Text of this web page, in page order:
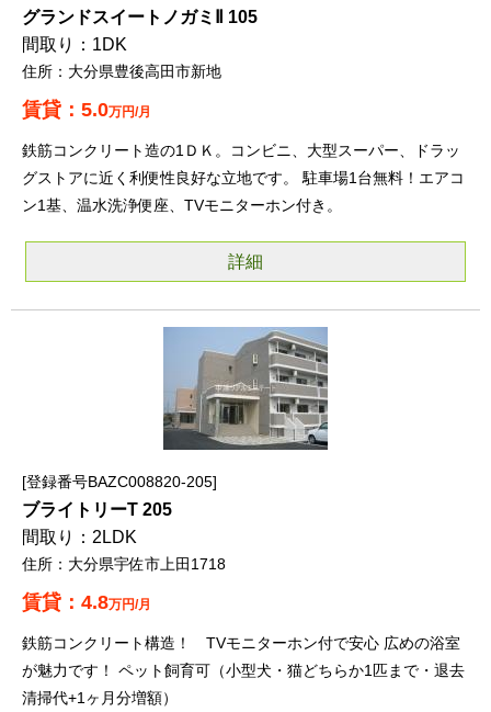
グランドスイートノガミⅡ 105
1DK
大分県豊後高田市新地
5.0万円/月
鉄筋コンクリート造の1ＤＫ。コンビニ、大型スーパー、ドラッ
グストアに近く利便性良好な立地です。 駐車場1台無料！エアコ
ン1基、温水洗浄便座、TVモニターホン付き。
詳細
登録番号BAZC008820-205
ブライトリーT 205
2LDK
大分県宇佐市上田1718
4.8万円/月
鉄筋コンクリート構造！ TVモニターホン付で安心 広めの浴室
が魅力です！ ペット飼育可（小型犬・猫どちらか1匹まで・退去
清掃代+1ヶ月分増額）